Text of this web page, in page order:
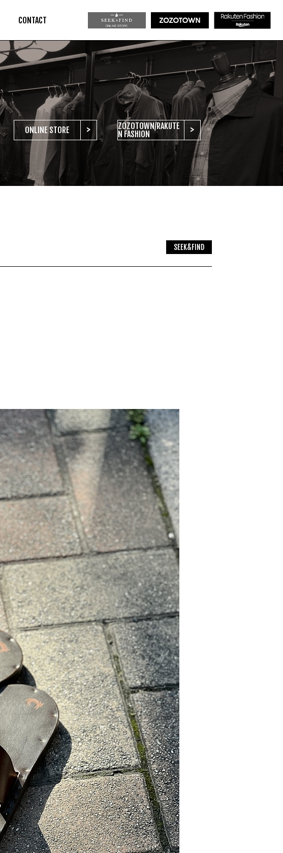
CONTACT
ONLINE STORE >
ZOZOTOWN/RAKUTE
N FASHION
>
SEEK&FIND